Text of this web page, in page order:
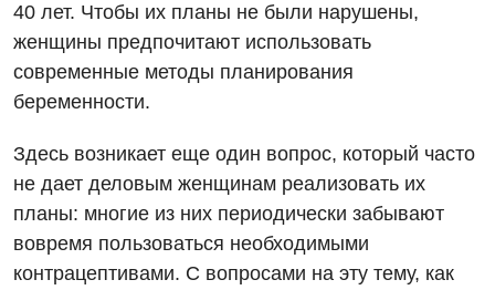
Вакансии
Мероприятия БПР
Энциклопедия
Программа лояльности
Отзывы
Диагностика
Инструментальная диагностика
Рентгенография
УЗИ
40 лет. Чтобы их планы не были нарушены,
женщины предпочитают использовать
современные методы планирования
беременности.
Здесь возникает еще один вопрос, который часто
не дает деловым женщинам реализовать их
планы: многие из них периодически забывают
вовремя пользоваться необходимыми
контрацептивами. С вопросами на эту тему, как